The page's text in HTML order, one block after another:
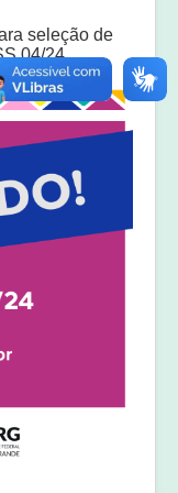
seleção de
04/24.